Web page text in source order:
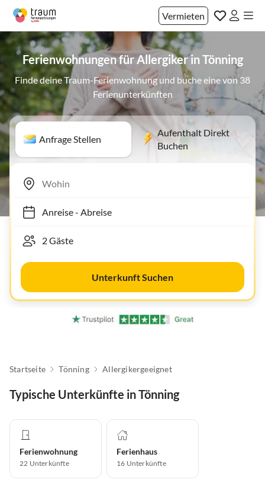
Vermieten
Ferienwohnungen für Allergiker in Tönning
Finde deine Traum-Ferienwohnung und buche eine von 38
Ferienunterkünften
Anfrage Stellen
Aufenthalt Direkt
Buchen
Anreise- Abreise
Unterkunft Suchen
Startseite Tönning Allergikergeeignet
Typische Unterkünfte in Tönning
Ferienwohnung
22 Unterkünfte
Ferienhaus
16 Unterkünfte